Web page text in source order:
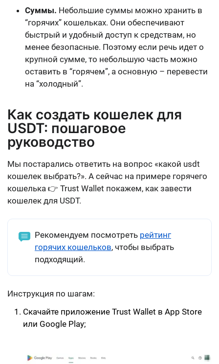
Суммы. Небольшие суммы можно хранить в
“горячих” кошельках. Они обеспечивают
быстрый и удобный доступ к средствам, но
менее безопасные. Поэтому если речь идет о
крупной сумме, то небольшую часть можно
оставить в “горячем”, а основную – перевести
на “холодный”.
Как создать кошелек для
USDT: пошаговое
руководство
Мы постарались ответить на вопрос «какой usdt
кошелек выбрать?». А сейчас на примере горячего
кошелька 👉 Trust Wallet покажем, как завести
кошелек для USDT.
Рекомендуем посмотреть рейтинг
горячих кошельков, чтобы выбрать
подходящий.
Инструкция по шагам:
Скачайте приложение Trust Wallet в App Store
или Google Play;